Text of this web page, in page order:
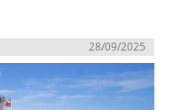
28/09/2025